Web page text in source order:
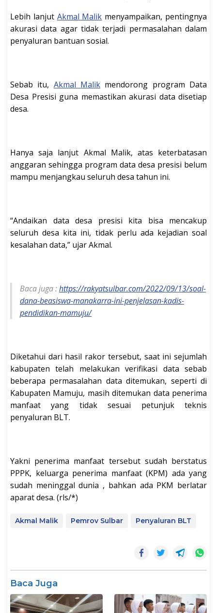
Lebih lanjut Akmal Malik menyampaikan, pentingnya
akurasi data agar tidak terjadi permasalahan dalam
penyaluran bantuan sosial.
Sebab itu, Akmal Malik mendorong program Data
Desa Presisi guna memastikan akurasi data disetiap
desa.
Hanya saja lanjut Akmal Malik, atas keterbatasan
anggaran sehingga program data desa presisi belum
mampu menjangkau seluruh desa tahun ini.
“Andaikan data desa presisi kita bisa mencakup
seluruh desa kita ini, tidak perlu ada kejadian soal
kesalahan data,” ujar Akmal.
Baca juga :https://rakyatsulbar.com/2022/09/13/soal-
dana-beasiswa-manakarra-ini-penjelasan-kadis-
pendidikan-mamuju/
Diketahui dari hasil rakor tersebut, saat ini sejumlah
kabupaten telah melakukan verifikasi data sebab
beberapa permasalahan data ditemukan, seperti di
Kabupaten Mamuju, masih ditemukan data penerima
manfaat yang tidak sesuai petunjuk teknis
penyaluran BLT.
Yakni penerima manfaat tersebut sudah berstatus
PPPK, keluarga penerima manfaat (KPM) ada yang
sudah meninggal dunia , bahkan ada PKM berlatar
aparat desa. (rls/*)
Akmal Malik Pemrov Sulbar Penyaluran BLT
Baca Juga